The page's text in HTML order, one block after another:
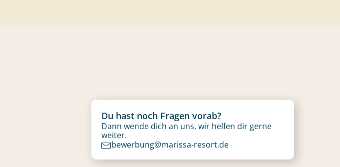
Du hast noch Fragen vorab?
Dann wende dich an uns, wir helfen dir gerne
weiter.
bewerbung@marissa-resort.de